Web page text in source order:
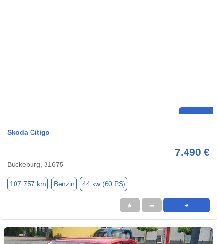
Skoda Citigo
7.490 €
Bückeburg, 31675
107.757 km Benzin 44 kw (60 PS)
★ ➦ ➜